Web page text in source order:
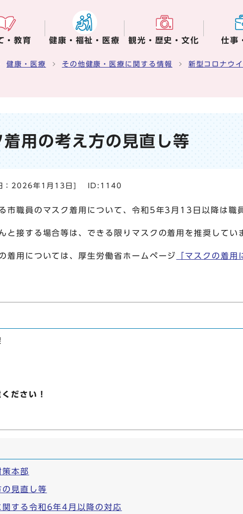
・教育 健康・福祉・医療 観光・歴史・文化 仕事
健康・医療 その他健康・医療に関する情報 新型コロナウ
用の考え方の見直し等
： 2026年1月13日 ID:1140
市職員のマスク着用について、令和5年3月13日以降は職
と接する場合等は、できる限りマスクの着用を推奨してい
着用については、厚生労働省ホームページ 「マスクの着用
ださい！
策本部
見直し等
する令和6年4月以降の対応